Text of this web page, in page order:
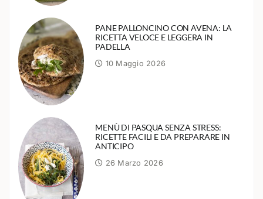
PANE PALLONCINO CON AVENA: LA
RICETTA VELOCE E LEGGERA IN
PADELLA
10 Maggio 2026
MENÙ DI PASQUA SENZA STRESS:
RICETTE FACILI E DA PREPARARE IN
ANTICIPO
26 Marzo 2026